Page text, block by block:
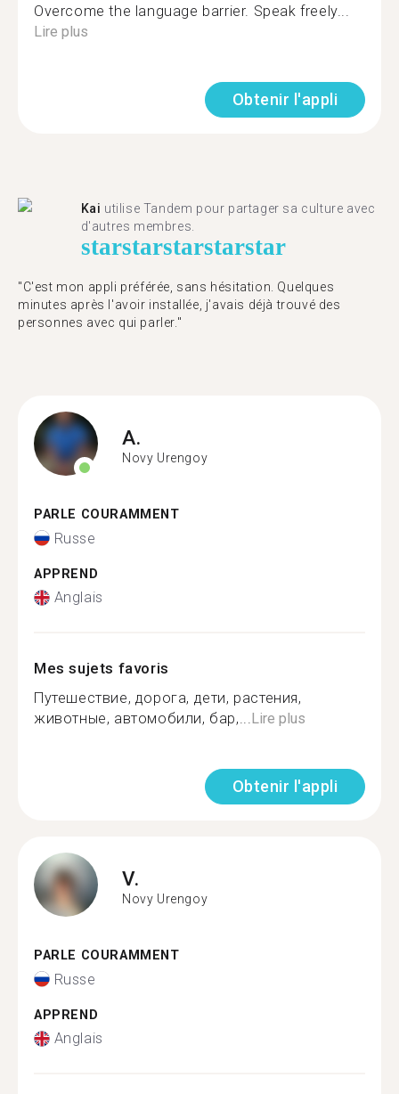
Overcome the language barrier. Speak freely...
Lire plus
Obtenir l'appli
Kai utilise Tandem pour partager sa culture avec
d'autres membres.
starstarstarstarstar
"C'est mon appli préférée, sans hésitation. Quelques
minutes après l'avoir installée, j'avais déjà trouvé des
personnes avec qui parler."
A.
Novy Urengoy
PARLE COURAMMENT
Russe
APPREND
Anglais
Mes sujets favoris
Путешествие, дорога, дети, растения,
животные, автомобили, бар,...Lire plus
Obtenir l'appli
V.
Novy Urengoy
PARLE COURAMMENT
Russe
APPREND
Anglais